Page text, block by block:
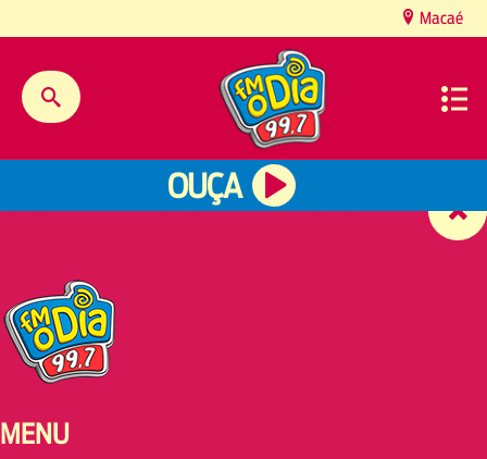
Macaé
OUÇA
MENU